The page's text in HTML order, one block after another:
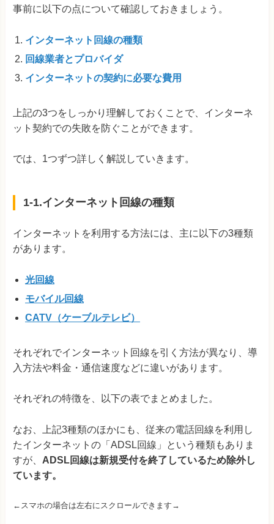
事前に以下の点について確認しておきましょう。
インターネット回線の種類
回線業者とプロバイダ
インターネットの契約に必要な費用
上記の3つをしっかり理解しておくことで、インターネ
ット契約での失敗を防ぐことができます。
では、1つずつ詳しく解説していきます。
1-1.インターネット回線の種類
インターネットを利用する方法には、主に以下の3種類
があります。
光回線
モバイル回線
CATV（ケーブルテレビ）
それぞれでインターネット回線を引く方法が異なり、導
入方法や料金・通信速度などに違いがあります。
それぞれの特徴を、以下の表でまとめました。
なお、上記3種類のほかにも、従来の電話回線を利用し
たインターネットの「ADSL回線」という種類もありま
すが、 ADSL回線は新規受付を終了しているため除外し
ています。
←スマホの場合は左右にスクロールできます→